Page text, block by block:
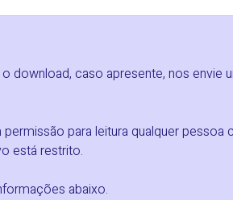
download, caso apresente, nos
para leitura qualquer
está restrito.
abaixo.